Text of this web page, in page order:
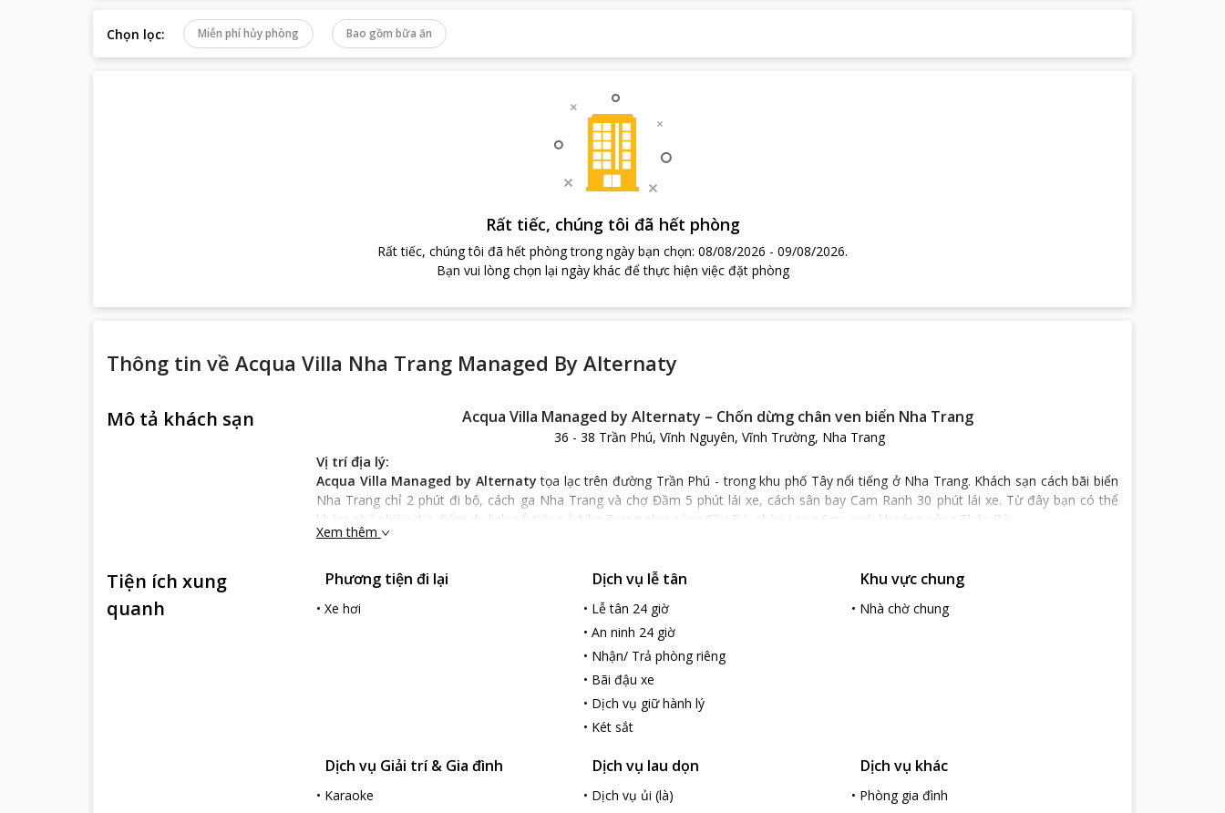
Chọn lọc: Miễn phí hủy phòng Bao gồm bữa ăn
Rất tiếc, chúng tôi đã hết phòng
Rất tiếc, chúng tôi đã hết phòng trong ngày bạn chọn: 08/08/2026 - 09/08/2026.
Bạn vui lòng chọn lại ngày khác để thực hiện việc đặt phòng
Thông tin về Acqua Villa Nha Trang Managed By Alternaty
Mô tả khách sạn Acqua Villa Managed by Alternaty – Chốn dừng chân ven biển Nha Trang
36 - 38 Trần Phú, Vĩnh Nguyên, Vĩnh Trường, Nha Trang
Vị trí địa lý:
Acqua Villa Managed by Alternatytọa lạc trên đường Trần Phú - trong khu phố Tây nổi tiếng ở Nha Trang. Khách sạn cách bãi biển
Nha Trang chỉ 2 phút đi bộ, cách ga Nha Trang và chợ Đầm 5 phút lái xe, cách sân bay Cam Ranh 30 phút lái xe. Từ đây bạn có thể
khám phá nhiều địa điểm du lịch nổi tiếng ở Nha Trang như: cảng Cầu Đá, chùa Long Sơn, suối khoáng nóng Tháp Bà…
Đặc điểm khách sạn:
màu xám trang nhã. Từ biệt thự nhìn ra, bạn có thể ngắm nhìn được biển Nha Trang và cả khung cảnh thành phố xinh đẹp. Bạn có thể
cảm nhận được luồng gió và cả vị mặn mòi của biển.
Từng chi tiết trong mỗi biệt thự được lựa chọn kỹ lưỡng tạo nên tổng thể hài hòa.
thống nhiều biệt thự 4 phòng ngủ, biệt thự 3 phòng ngủ, biệt thự 2 phòng ngủ và biệt thự hướng biển. Các biệt thự đều được được
trang bị nội thất và tiện nghi hiện đại như: hệ thống điều hòa nhiệt độ, ti vi LCD, truyền hình cáp, wifi, minibar… Phòng tắm riêng có
nóng lạnh, bồn tắm hoặc vòi sen, miễn phí vật dụng vệ sinh cá nhân cho bạn.
mang tới cho du khách những biệt thự đạt tiêu chuẩn 4.5 sao. Mỗi biệt thự tại đây đều có sân
trọng với những tiện nghi cao cấp nhất.
Nghỉ ngơi tại đây, du khách có thể tận hưởng dịch vụ massage thư giãn hoặc tổ chức các bữa tiệc nướng BBQ ngoài trời nhờ vào các
Xem thêm
Tiện ích xung
quanh
Phương tiện đi lại
• Xe hơi
Dịch vụ lễ tân
• Lễ tân 24 giờ
•An ninh 24 giờ
• Nhận/ Trả phòng riêng
• Bãi đậu xe
• Dịch vụ giữ hành lý
• Két sắt
Khu vực chung
• Nhà chờ chung
Dịch vụ Giải trí & Gia đình
• Karaoke
Dịch vụ lau dọn
• Dịch vụ ủi (là)
Dịch vụ khác
• Phòng gia đình